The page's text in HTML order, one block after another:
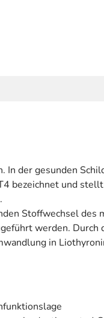
der gesunden
bezeichnet und
Stoffwechsel des
werden.
in